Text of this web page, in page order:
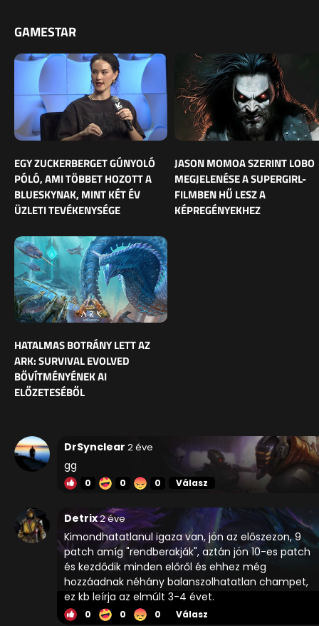
GAMESTAR
EGY ZUCKERBERGET GÚNYOLÓ
PÓLÓ, AMI TÖBBET HOZOTT A
BLUESKYNAK, MINT KÉT ÉV
ÜZLETI TEVÉKENYSÉGE
JASON MOMOA SZERINT LOBO
MEGJELENÉSE A SUPERGIRL-
FILMBEN HŰ LESZ A
KÉPREGÉNYEKHEZ
HATALMAS BOTRÁNY LETT AZ
ARK: SURVIVAL EVOLVED
BŐVÍTMÉNYÉNEK AI
ELŐZETESÉBŐL
DrSynclear 2 éve
gg
0 0 0 Válasz
Detrix2 éve
Kimondhatatlanul igaza van, jön az előszezon, 9
patch amíg "rendberakják", aztán jön 10-es patch
és kezdődik minden előről és ehhez még
hozzáadnak néhány balanszolhatatlan champet,
ez kb leírja az elmúlt 3-4 évet.
0 0 0 Válasz